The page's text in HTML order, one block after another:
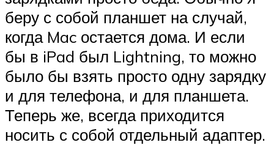
беру с собой планшет на случай,
когда Mac остается дома. И если
бы в iPad был Lightning, то можно
было бы взять просто одну зарядку
и для телефона, и для планшета.
Теперь же, всегда приходится
носить с собой отдельный адаптер.